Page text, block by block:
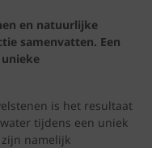
en natuurlijke
samenvatten. Een
is het resultaat
tijdens een uniek
namelijk